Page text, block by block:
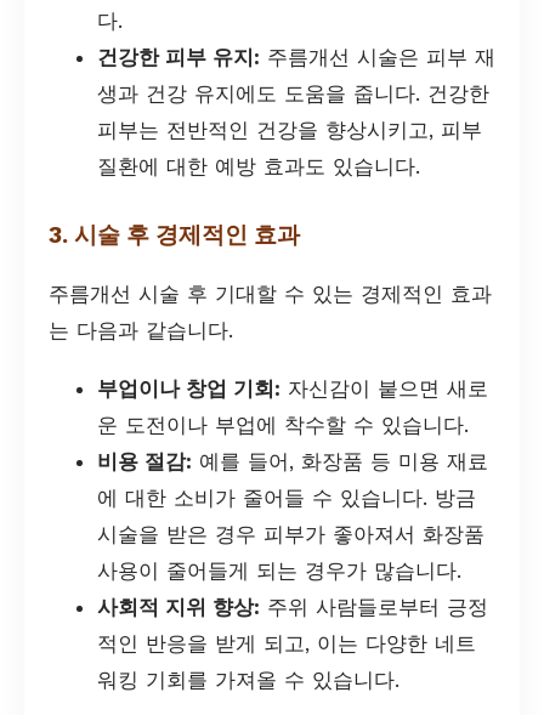
다.
건강한 피부 유지: 주름개선 시술은 피부 재
생과 건강 유지에도 도움을 줍니다. 건강한
피부는 전반적인 건강을 향상시키고, 피부
질환에 대한 예방 효과도 있습니다.
3. 시술 후 경제적인 효과
주름개선 시술 후 기대할 수 있는 경제적인 효과
는 다음과 같습니다.
부업이나 창업 기회: 자신감이 붙으면 새로
운 도전이나 부업에 착수할 수 있습니다.
비용 절감: 예를 들어, 화장품 등 미용 재료
에 대한 소비가 줄어들 수 있습니다. 방금
시술을 받은 경우 피부가 좋아져서 화장품
사용이 줄어들게 되는 경우가 많습니다.
사회적 지위 향상: 주위 사람들로부터 긍정
적인 반응을 받게 되고, 이는 다양한 네트
워킹 기회를 가져올 수 있습니다.